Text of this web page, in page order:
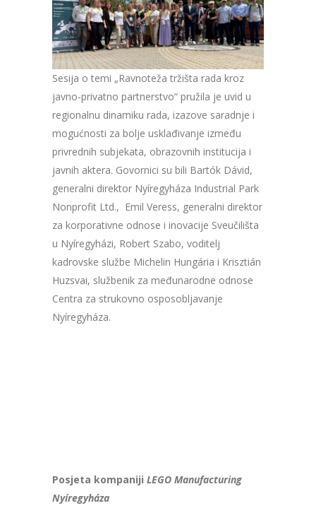
Sesija o temi „Ravnoteža tržišta rada kroz
javno-privatno partnerstvo“ pružila je uvid u
regionalnu dinamiku rada, izazove saradnje i
mogućnosti za bolje usklađivanje između
privrednih subjekata, obrazovnih institucija i
javnih aktera. Govornici su bili Bartók Dávid,
generalni direktor Nyíregyháza Industrial Park
Nonprofit Ltd., Emil Veress, generalni direktor
za korporativne odnose i inovacije Sveučilišta
u Nyíregyházi, Robert Szabo, voditelj
kadrovske službe Michelin Hungária i Krisztián
Huzsvai, službenik za međunarodne odnose
Centra za strukovno osposobljavanje
Nyíregyháza.
Posjeta kompaniji LEGO Manufacturing
Nyíregyháza